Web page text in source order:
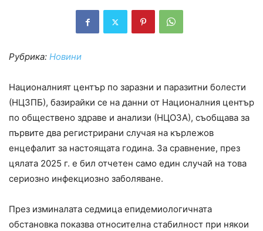
Рубрика: Новини
Националният център по заразни и паразитни болести
(НЦЗПБ), базирайки се на данни от Националния център
по обществено здраве и анализи (НЦОЗА), съобщава за
първите два регистрирани случая на кърлежов
енцефалит за настоящата година. За сравнение, през
цялата 2025 г. е бил отчетен само един случай на това
сериозно инфекциозно заболяване.
През изминалата седмица епидемиологичната
обстановка показва относителна стабилност при някои